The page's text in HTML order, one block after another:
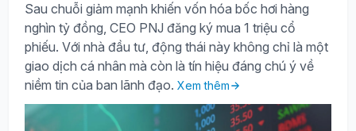
Sau chuỗi giảm mạnh khiến vốn hóa bốc hơi hàng
nghìn tỷ đồng, CEO PNJ đăng ký mua 1 triệu cổ
phiếu. Với nhà đầu tư, động thái này không chỉ là một
giao dịch cá nhân mà còn là tín hiệu đáng chú ý về
niềm tin của ban lãnh đạo. Xem thêm